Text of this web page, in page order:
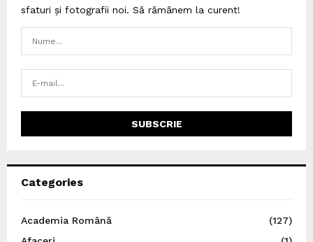
sfaturi și fotografii noi. Să rămânem la curent!
Categories
Academia Română
(127)